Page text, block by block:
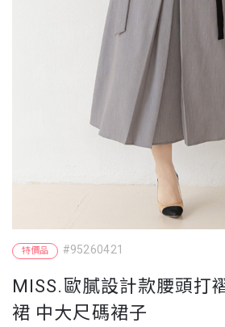
特價品 #95260421
MISS.歐膩設計款腰頭打
裙 中大尺碼裙子